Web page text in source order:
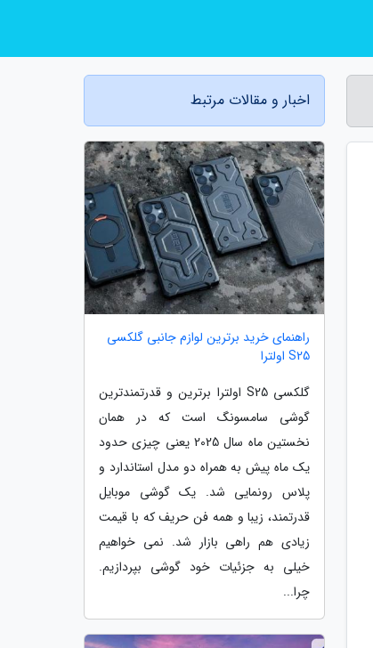
اخبار و مقالات مرتبط
راهنمای خرید برترین لوازم جانبی گلکسی
S25 اولترا
گلکسی S25 اولترا برترین و قدرتمندترین
گوشی سامسونگ است که در همان
نخستین ماه سال 2025 یعنی چیزی حدود
یک ماه پیش به همراه دو مدل استاندارد و
پلاس رونمایی شد. یک گوشی موبایل
قدرتمند، زیبا و همه فن حریف که با قیمت
زیادی هم راهی بازار شد. نمی خواهیم
خیلی به جزئیات خود گوشی بپردازیم.
چرا...